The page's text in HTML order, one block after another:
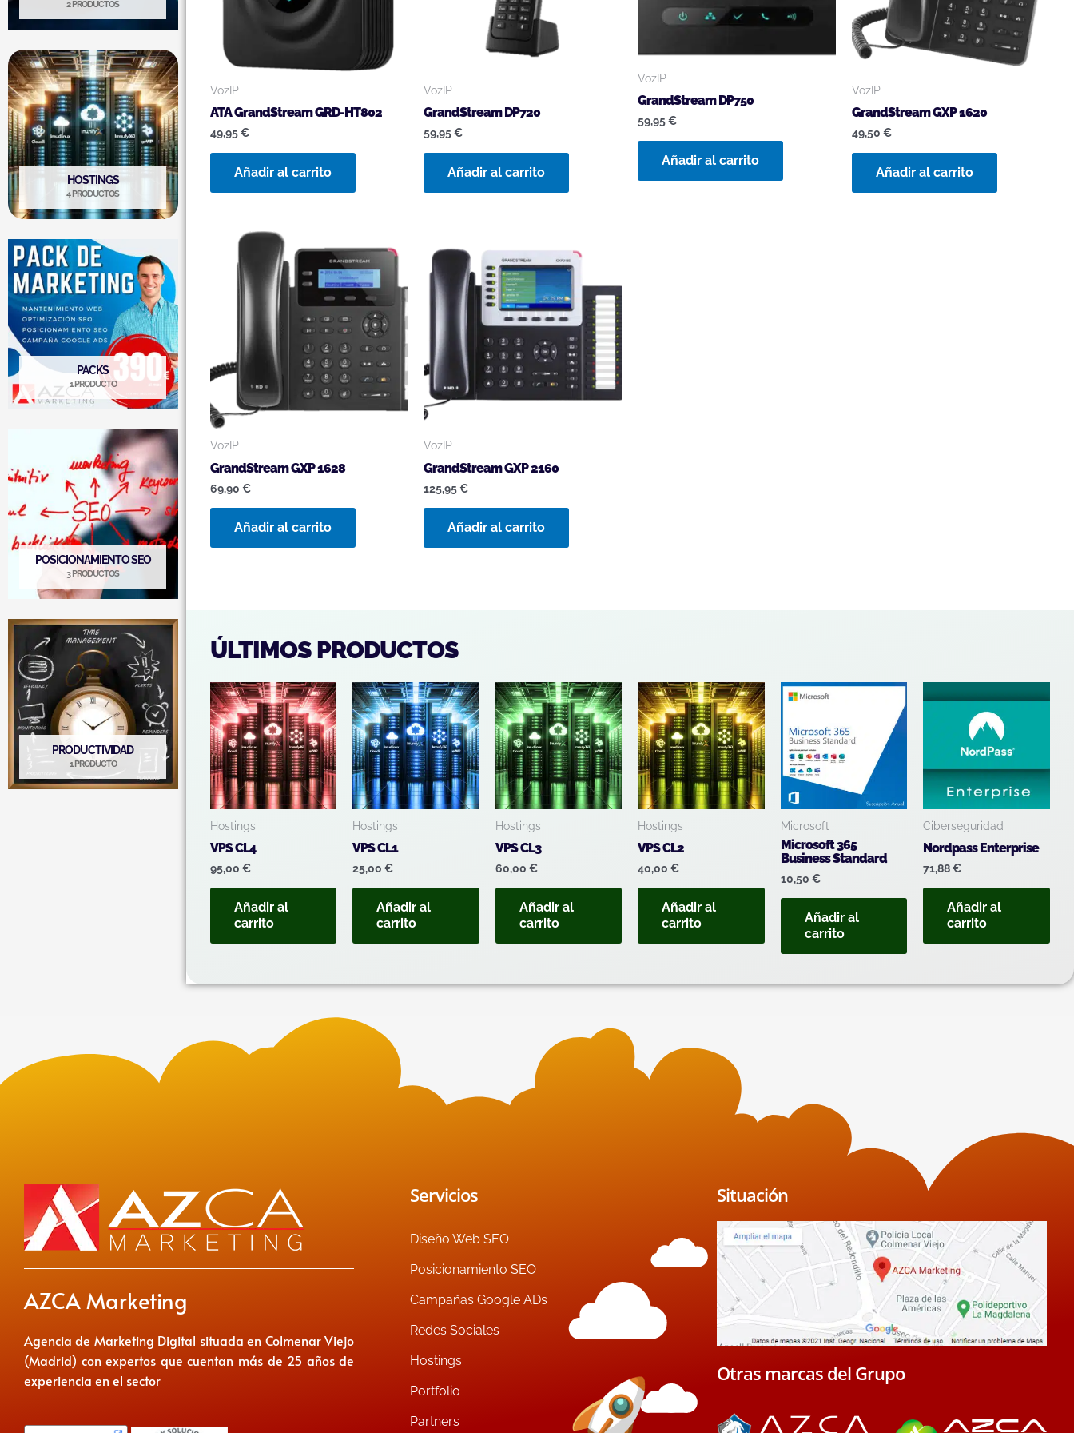
2 PRODUCTOS
HOSTINGS
4 PRODUCTOS
PACKS
1 PRODUCTO
POSICIONAMIENTO SEO
3 PRODUCTOS
PRODUCTIVIDAD
1 PRODUCTO
VozIP
ATA GrandStream GRD-HT802
49,95€
Añadir al carrito
VozIP
GrandStream DP720
59,95€
Añadir al carrito
VozIP
GrandStream DP750
59,95€
Añadir al carrito
VozIP
GrandStream GXP 1620
49,50€
Añadir al carrito
VozIP
GrandStream GXP 1628
69,90 €
Añadir al carrito
VozIP
GrandStream GXP 2160
125,95€
Añadir al carrito
ÚLTIMOS PRODUCTOS
Hostings
VPS CL4
95,00 €
Añadir al
carrito
Hostings
VPS CL1
25,00€
Añadir al
carrito
Hostings
VPS CL3
60,00 €
Añadir al
carrito
Hostings
VPS CL2
40,00€
Añadir al
carrito
Microsoft
Microsoft 365
Business Standard
10,50 €
Añadir al
carrito
Ciberseguridad
Nordpass Enterprise
71,88€
Añadir al
carrito
AZCA Marketing
Agencia de Marketing Digital situada en Colmenar Viejo
(Madrid) con expertos que cuentan más de 25 años de
experiencia en el sector
Servicios
Diseño Web SEO
Posicionamiento SEO
Campañas Google ADs
Redes Sociales
Hostings
Portfolio
Partners
Situación
Otras marcas del Grupo